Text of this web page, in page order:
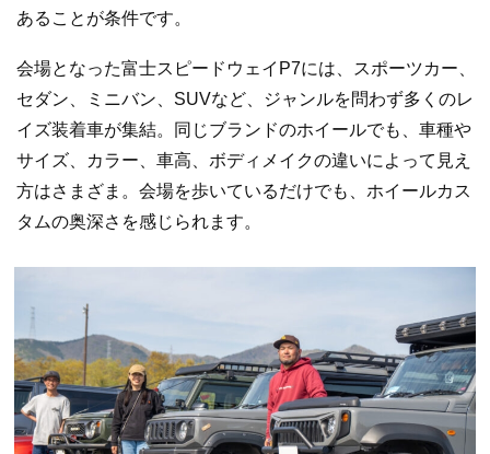
あることが条件です。
会場となった富士スピードウェイP7には、スポーツカー、
セダン、ミニバン、SUVなど、ジャンルを問わず多くのレ
イズ装着車が集結。同じブランドのホイールでも、車種や
サイズ、カラー、車高、ボディメイクの違いによって見え
方はさまざま。会場を歩いているだけでも、ホイールカス
タムの奥深さを感じられます。